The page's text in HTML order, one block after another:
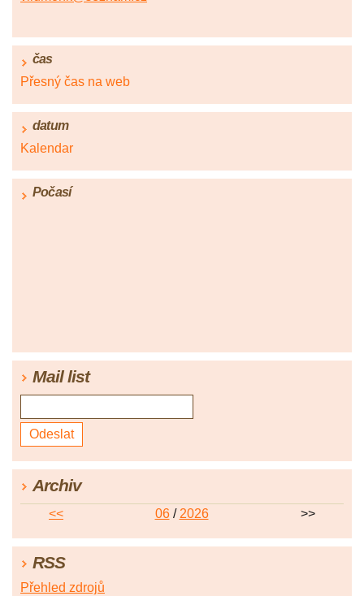
čas
Přesný čas na web
datum
Kalendar
Počasí
Mail list
Archiv
<< 06/ 2026 >>
RSS
Přehled zdrojů